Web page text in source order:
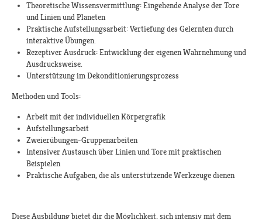
Theoretische Wissensvermittlung: Eingehende Analyse der Tore
und Linien und Planeten
Praktische Aufstellungsarbeit: Vertiefung des Gelernten durch
interaktive Übungen.
Rezeptiver Ausdruck: Entwicklung der eigenen Wahrnehmung und
Ausdrucksweise.
Unterstützung im Dekonditionierungsprozess
Methoden und Tools:
Arbeit mit der individuellen Körpergrafik
Aufstellungsarbeit
Zweierübungen-Gruppenarbeiten
Intensiver Austausch über Linien und Tore mit praktischen
Beispielen
Praktische Aufgaben, die als unterstützende Werkzeuge dienen
Diese Ausbildung bietet dir die Möglichkeit, sich intensiv mit dem